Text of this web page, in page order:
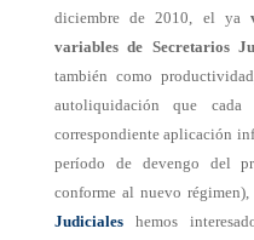
diciembre de 2010, el ya
variables de Secretarios
también como
autoliquidación que cada
correspondiente aplicación
período de devengo del
conforme al nuevo régimen),
Judicialeshemos